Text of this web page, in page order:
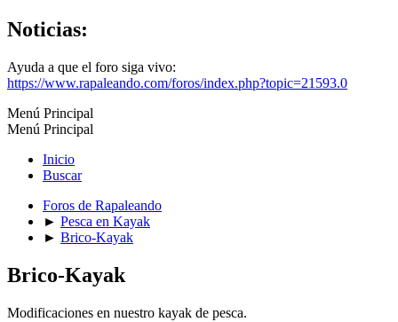
Noticias:
Ayuda a que el foro siga vivo:
https://www.rapaleando.com/foros/index.php?topic=21593.0
Menú Principal
Menú Principal
Inicio
Buscar
Foros de Rapaleando
► Pesca en Kayak
► Brico-Kayak
Brico-Kayak
Modificaciones en nuestro kayak de pesca.